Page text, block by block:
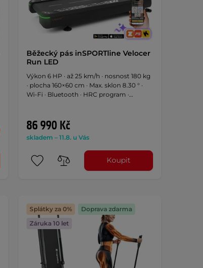
Běžecký pás inSPORTline Velocer
Run LED
Výkon 6 HP · až 25 km/h · nosnost 180 kg
· plocha 160×60 cm · Max. sklon 8.30 ° ·
Wi-Fi · Bluetooth · HRC program ·
86 990 Kč
skladem – 11.8. u Vás
Koupit
Splátky za 0%
Doprava zdarma
Záruka 10 let